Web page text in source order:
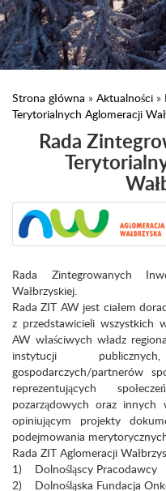
Strona główna » Aktualności »
Terytorialnych Aglomeracji
Rada
Rada Zintegrowanych
Wałbrzyskiej.
Rada ZIT AW jest ciałem
z przedstawicieli wszystkich
AW właściwych władz
instytucji
gospodarczych/partnerów
reprezentujących
pozarządowych oraz innych
opiniującym projekty
podejmowania
Rada ZIT Aglomeracji
1) Dolnośląscy Pracodawcy
2) Dolnośląska Fundacja